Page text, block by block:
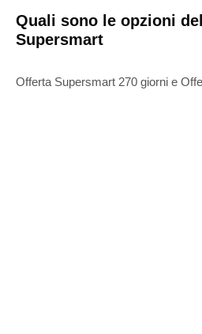
Quali sono le opzioni
Supersmart
Offerta Supersmart 270 giorni e